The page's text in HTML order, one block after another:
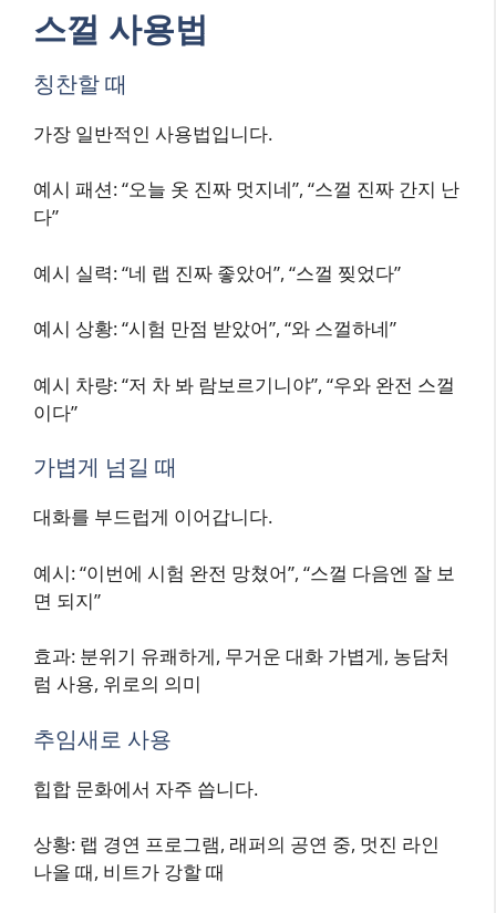
스껄 사용법
칭찬할 때
가장 일반적인 사용법입니다.
예시 패션: “오늘 옷 진짜 멋지네”, “스껄 진짜 간지 난
다”
예시 실력: “네 랩 진짜 좋았어”, “스껄 찢었다”
예시 상황: “시험 만점 받았어”, “와 스껄하네”
예시 차량: “저 차 봐 람보르기니야”, “우와 완전 스껄
이다”
가볍게 넘길 때
대화를 부드럽게 이어갑니다.
예시: “이번에 시험 완전 망쳤어”, “스껄 다음엔 잘 보
면 되지”
효과: 분위기 유쾌하게, 무거운 대화 가볍게, 농담처
럼 사용, 위로의 의미
추임새로 사용
힙합 문화에서 자주 씁니다.
상황: 랩 경연 프로그램, 래퍼의 공연 중, 멋진 라인
나올 때, 비트가 강할 때